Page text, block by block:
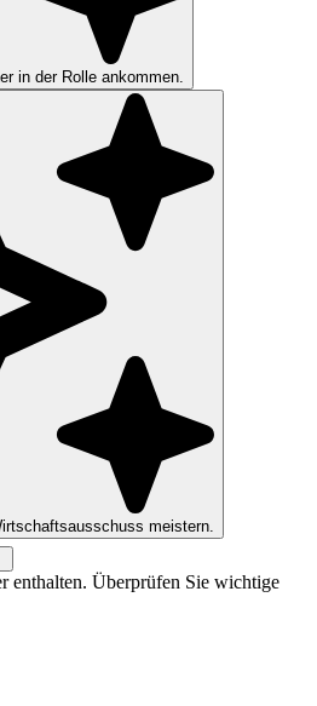
in der Rolle ankommen.
meistern.
enthalten. Überprüfen Sie wichtige